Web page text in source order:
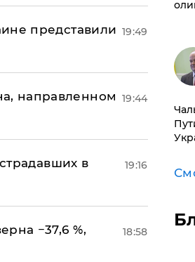
представили 19:49
направленном 19:44
в
19:16
−37,6 %,
18:58